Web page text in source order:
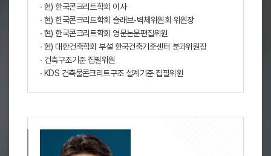
∙ 현) 한국콘크리트학회 이사
∙ 현) 한국콘크리트학회 슬래브-벽체위원회 위원장
∙ 현) 한국콘크리트학회 영문논문편집위원
∙ 현) 대한건축학회 부설 한국건축기준센터 분과위원장
∙ 건축구조기준 집필위원
∙ KDS 건축물콘크리트구조 설계기준 집필위원